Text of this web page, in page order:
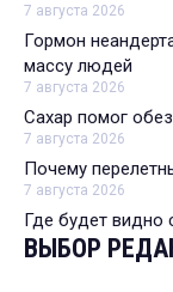
7 августа 2026
Гормон
массу людей
7 августа 2026
Сахар помог
7 августа 2026
Почему
7 августа 2026
Где будет видно
ВЫБОР